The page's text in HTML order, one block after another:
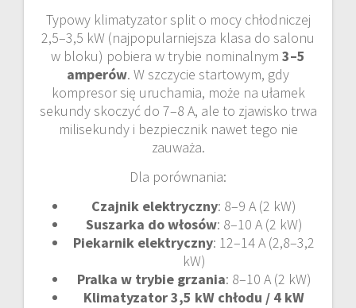
Typowy klimatyzator split o mocy chłodniczej
2,5–3,5 kW (najpopularniejsza klasa do salonu
w bloku) pobiera w trybie nominalnym 3–5
amperów. W szczycie startowym, gdy
kompresor się uruchamia, może na ułamek
sekundy skoczyć do 7–8 A, ale to zjawisko trwa
milisekundy i bezpiecznik nawet tego nie
zauważa.
Dla porównania:
Czajnik elektryczny: 8–9 A (2 kW)
Suszarka do włosów: 8–10 A (2 kW)
Piekarnik elektryczny: 12–14 A (2,8–3,2
kW)
Pralka w trybie grzania: 8–10 A (2 kW)
Klimatyzator 3,5 kW chłodu / 4 kW